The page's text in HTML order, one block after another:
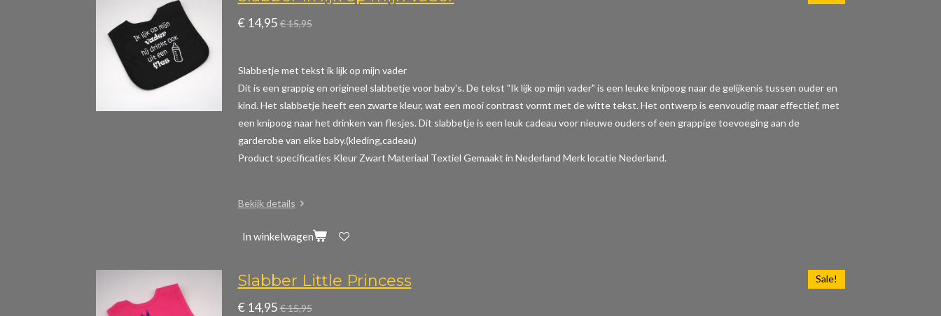
€ 14,95 € 15,95
Slabbetje met tekst ik lijk op mijn vader
Dit is een grappig en origineel slabbetje voor baby's. De tekst "Ik lijk op mijn vader" is een leuke knipoog naar de gelijkenis tussen ouder en
kind. Het slabbetje heeft een zwarte kleur, wat een mooi contrast vormt met de witte tekst. Het ontwerp is eenvoudig maar effectief, met
een knipoog naar het drinken van flesjes. Dit slabbetje is een leuk cadeau voor nieuwe ouders of een grappige toevoeging aan de
garderobe van elke baby.(kleding,cadeau)
Product specificaties Kleur Zwart Materiaal Textiel Gemaakt in Nederland Merk locatie Nederland.
Bekijk details
In winkelwagen
Sale!
Slabber Little Princess
€ 14,95 € 15,95